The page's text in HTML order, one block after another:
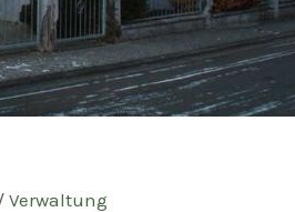
Verwaltung